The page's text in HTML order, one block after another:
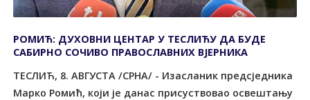
РОМИЋ: ДУХОВНИ ЦЕНТАР У ТЕСЛИЋУ ДА БУДЕ
САБИРНО СОЧИВО ПРАВОСЛАВНИХ ВЈЕРНИКА
ТЕСЛИЋ, 8. АВГУСТА /СРНА/ - Изасланик предсједника
Марко Ромић, који је данас присуствовао освештању